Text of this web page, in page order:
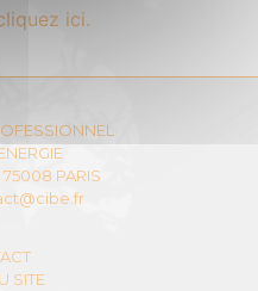
ici.
PARIS
SITE